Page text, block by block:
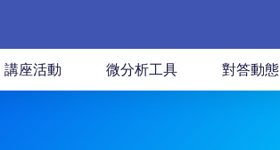
講座活動 微分析工具 對答動態